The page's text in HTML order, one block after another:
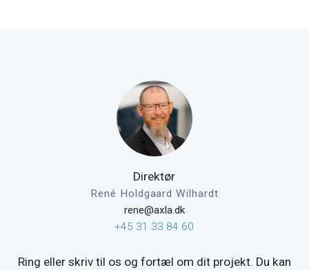
Direktør
René Holdgaard Wilhardt
rene@axla.dk
+45 31 33 84 60
Ring eller skriv til os og fortæl om dit projekt. Du kan